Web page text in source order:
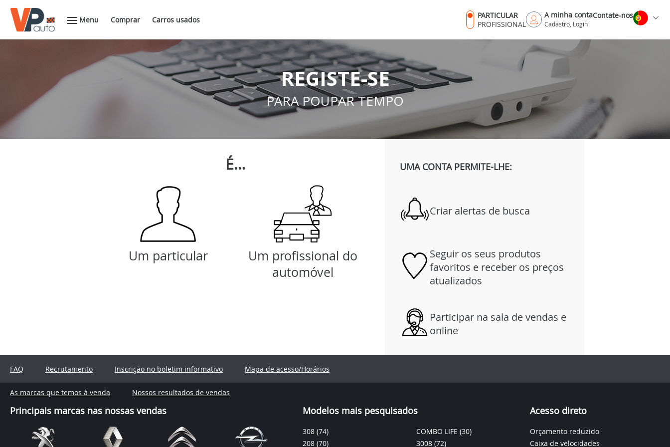
Menu Comprar Carros usados
PARTICULAR
PROFISSIONAL
A minha conta
Cadastro, Login
Contate-nos
REGISTE-SE
PARA POUPAR TEMPO
É…
Um particular
Um profissional do
automóvel
UMA CONTA PERMITE-LHE:
Criar alertas de busca
Seguir os seus produtos
favoritos e receber os preços
atualizados
Participar na sala de vendas e
online
FAQ Recrutamento Inscrição no boletim informativo Mapa de acesso/Horários
As marcas que temos à venda Nossos resultados de vendas
Principais marcas nas nossas vendas Modelos mais pesquisados
308 (74)
208 (70)
COMBO LIFE (30)
3008 (72)
Acesso direto
Orçamento reduzido
Caixa de velocidades